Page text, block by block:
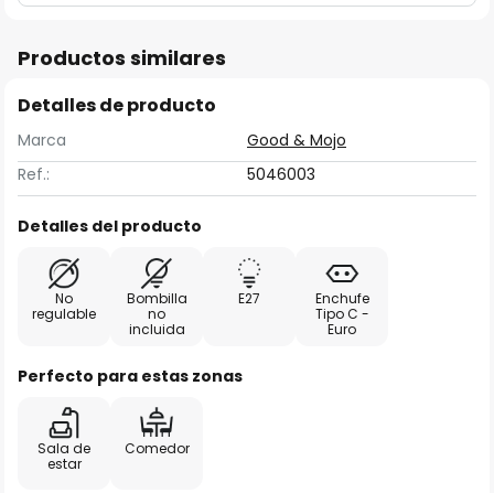
Productos similares
Detalles de producto
Marca
Good & Mojo
Ref.:
5046003
Detalles del producto
No
regulable
Bombilla
no
incluida
E27
Enchufe
Tipo C -
Euro
Perfecto para estas zonas
Sala de
estar
Comedor